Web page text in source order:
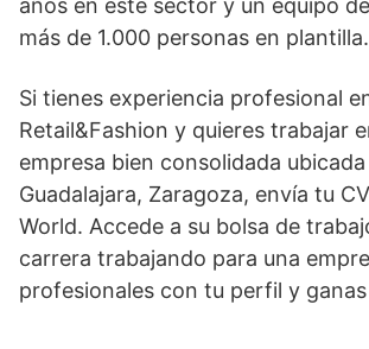
años en este sector y un equipo
más de 1.000 personas en plantilla.
Si tienes experiencia profesional
Retail&Fashion y quieres trabajar
empresa bien consolidada ubicada
Guadalajara, Zaragoza, envía tu
World. Accede a su bolsa de
carrera trabajando para una
profesionales con tu perfil y